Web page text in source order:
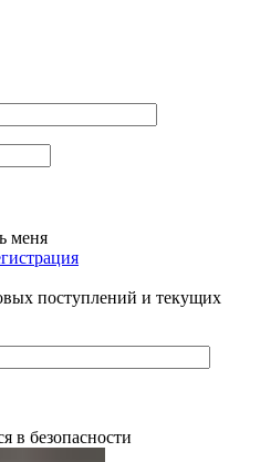
меня
поступлений и текущих
в безопасности